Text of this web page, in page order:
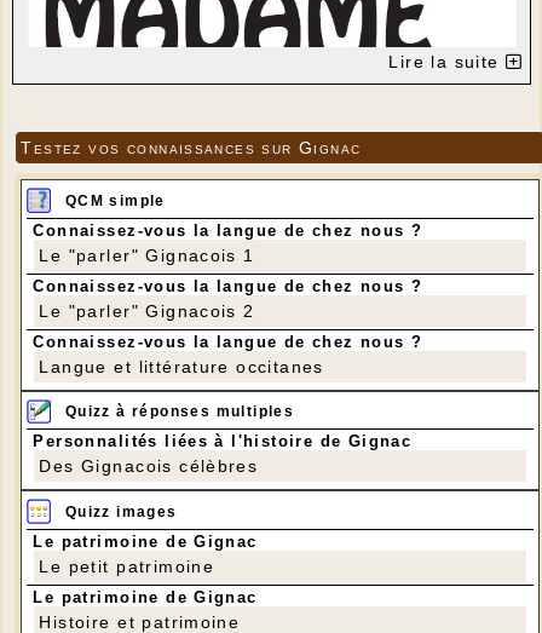
Lire la suite
Testez vos connaissances sur Gignac
QCM simple
Connaissez-vous la langue de chez nous ?
Le "parler" Gignacois 1
Connaissez-vous la langue de chez nous ?
Le "parler" Gignacois 2
Connaissez-vous la langue de chez nous ?
Langue et littérature occitanes
Quizz à réponses multiples
Personnalités liées à l'histoire de Gignac
Des Gignacois célèbres
Quizz images
Le patrimoine de Gignac
Le petit patrimoine
Le patrimoine de Gignac
Histoire et patrimoine